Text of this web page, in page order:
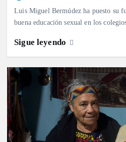
Luis Miguel Bermúdez ha puesto su
buena educación sexual en los
Sigue leyendo